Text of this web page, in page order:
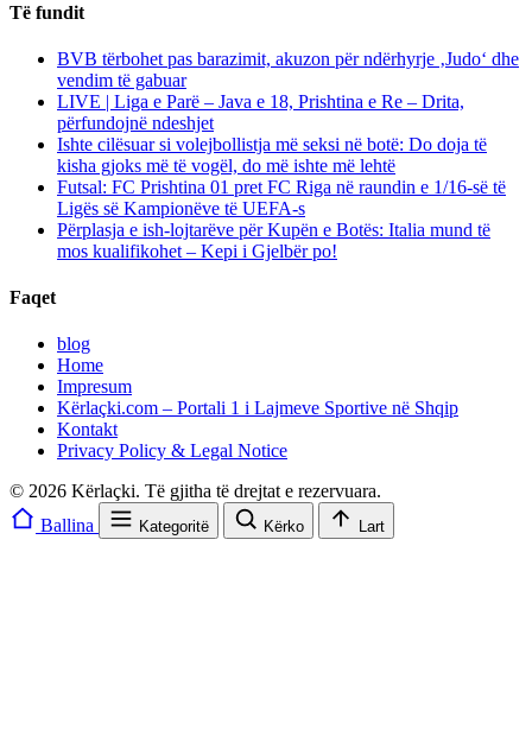
Të fundit
BVB tërbohet pas barazimit, akuzon për ndërhyrje ‚Judo‘ dhe
vendim të gabuar
LIVE | Liga e Parë – Java e 18, Prishtina e Re – Drita,
përfundojnë ndeshjet
Ishte cilësuar si volejbollistja më seksi në botë: Do doja të
kisha gjoks më të vogël, do më ishte më lehtë
Futsal: FC Prishtina 01 pret FC Riga në raundin e 1/16-së të
Ligës së Kampionëve të UEFA-s
Përplasja e ish-lojtarëve për Kupën e Botës: Italia mund të
mos kualifikohet – Kepi i Gjelbër po!
Faqet
blog
Home
Impresum
Kërlaçki.com – Portali 1 i Lajmeve Sportive në Shqip
Kontakt
Privacy Policy & Legal Notice
© 2026 Kërlaçki. Të gjitha të drejtat e rezervuara.
Ballina
Kategoritë Kërko Lart